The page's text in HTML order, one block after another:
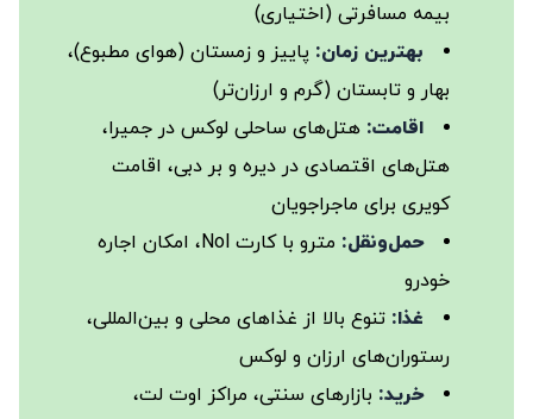
بیمه مسافرتی (اختیاری)
بهترین زمان: پاییز و زمستان (هوای مطبوع)،
بهار و تابستان (گرم و ارزان‌تر)
اقامت: هتل‌های ساحلی لوکس در جمیرا،
هتل‌های اقتصادی در دیره و بر دبی، اقامت
کویری برای ماجراجویان
حمل‌ونقل:
مترو با کارت Nol، امکان اجاره
خودرو
غذا: تنوع بالا از غذاهای محلی و بین‌المللی،
رستوران‌های ارزان و لوکس
خرید: بازارهای سنتی، مراکز اوت لت،